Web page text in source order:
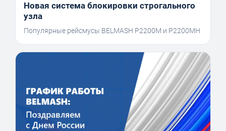
Новая система блокировки строгального
узла
Популярные рейсмусы BELMASH P2200M и P2200MH